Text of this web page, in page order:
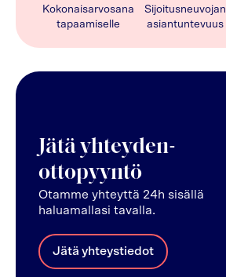
Kokonaisarvosana
tapaamiselle
Sijoitusneuvojan
asiantuntevuus
Jätä yhteyden-
ottopyyntö
Otamme yhteyttä 24h sisällä
haluamallasi tavalla.
Jätä yhteystiedot